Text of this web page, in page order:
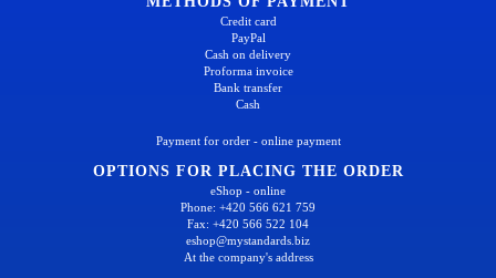
Credit card
PayPal
Cash on delivery
Proforma invoice
Bank transfer
Cash
Payment for order - online payment
OPTIONS FOR PLACING THE ORDER
eShop - online
Phone: +420 566 621 759
Fax: +420 566 522 104
eshop@mystandards.biz
At the company's address